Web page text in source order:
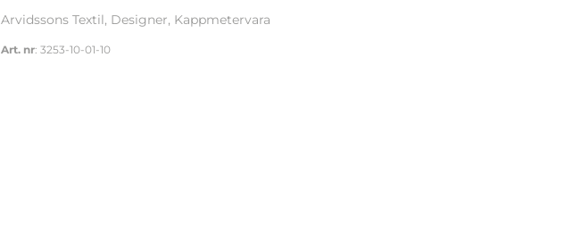
Arvidssons Textil, Designer, Kappmetervara
Art. nr: 3253-10-01-10